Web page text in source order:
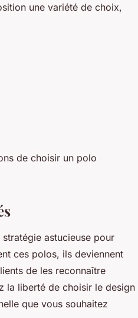
une variété de choix,
de choisir un polo
astucieuse pour
ces polos, ils deviennent
de les reconnaître
la liberté de choisir le design
que vous souhaitez